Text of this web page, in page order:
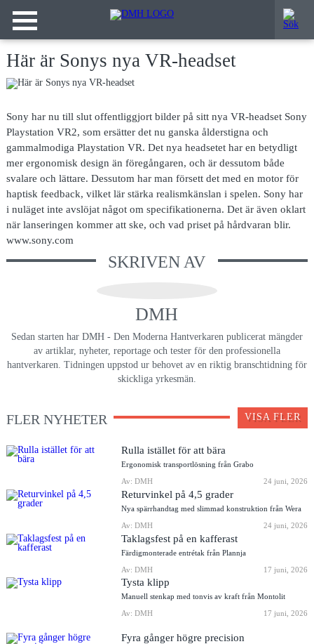
Här är Sonys nya VR-headset
Sony har nu till slut offentliggjort bilder på sitt nya VR-headset Sony
Playstation VR2, som ersätter det nu ganska ålderstigna och
gammalmodiga Playstation VR. Det nya headsetet har en betydligt
mer ergonomisk design än föregångaren, och är dessutom både
svalare och lättare. Dessutom har man försett det med en motor för
haptisk feedback, vilket lär stärka realismkänslan i spelen. Sony har
i nuläget inte avslöjat något om specifikationerna. Det är även oklart
när lanseringen kommer att ske, och vad priset på hårdvaran blir.
www.sony.com
SKRIVEN AV
DMH
Sedan starten har DMH - Den Moderna Hantverkaren publicerat mängder
av artiklar, nyheter, reportage och tester för den professionella
hantverkaren. Tidningen uppstod ur behovet av en riktig branschtidning för
skickliga yrkesmän.
FLER NYHETER VISA FLER
Rulla istället för att bära
Ergonomisk transportlösning från Grabo
Av: DMH
24 juni, 2026
Returvinkel på 4,5 grader
Nya spärrhandtag med slimmad konstruktion från Wera
Av: DMH
24 juni, 2026
Taklagsfest på en kafferast
Färdigmonterade entrétak från Plannja
Av: DMH
17 juni, 2026
Tysta klipp
Manuell stenkap med tonvis av kraft från Montolit
Av: DMH
17 juni, 2026
Fyra gånger högre precision